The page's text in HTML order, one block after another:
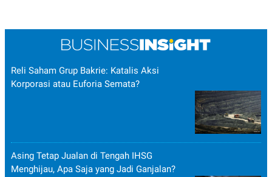
Reli Saham Grup Bakrie: Katalis Aksi
Korporasi atau Euforia Semata?
Asing Tetap Jualan di Tengah IHSG
Menghijau, Apa Saja yang Jadi Ganjalan?